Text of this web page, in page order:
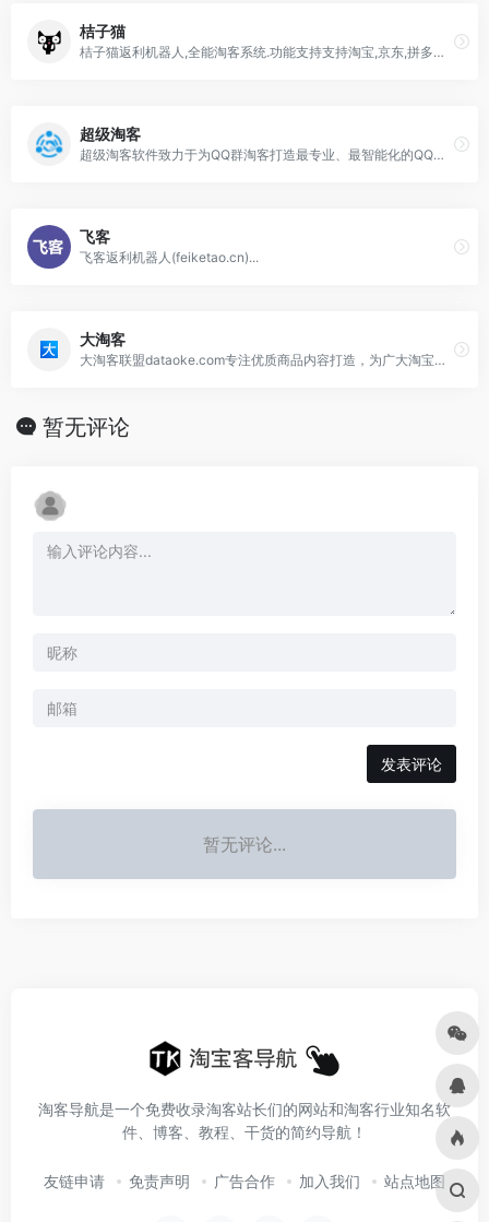
桔子猫
桔子猫返利机器人,全能淘客系统.功能支持支持淘宝,京东,拼多多找优惠券,自动返利,自动提现发红包,微信QQ群自动发单,朋友圈自动发单,自动点赞,自动打备注,免单营销,签到,VIP电影解析等独家特色功能。
超级淘客
超级淘客软件致力于为QQ群淘客打造最专业、最智能化的QQ群淘客软件，集合了QQ群淘客所需的功能，全自动后台发送，配合好单库，云产品库监控发单,彻底解放双手、提升淘客工作效率、赚取更多的淘宝客推广佣金！
飞客
飞客返利机器人(feiketao.cn)...
大淘客
大淘客联盟dataoke.com专注优质商品内容打造，为广大淘宝客提供精选商品，节省时间及人力成本！联盟本着专注单品、极致转化的使命，提供业务包括领券优惠精选、鹊桥精选，以及淘宝客运营干货，帮助大家实现利益最大化，同时帮助淘宝卖家打造爆款，带动销售！
暂无评论
发表评论
暂无评论...
淘客导航是一个免费收录淘客站长们的网站和淘客行业知名软
件、博客、教程、干货的简约导航！
友链申请 免责声明 广告合作 加入我们 站点地图